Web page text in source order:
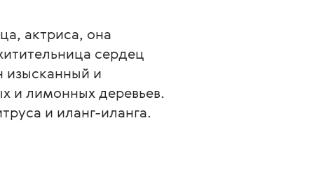
актриса, она
сердец
изысканный и
и лимонных деревьев.
и иланг-иланга.